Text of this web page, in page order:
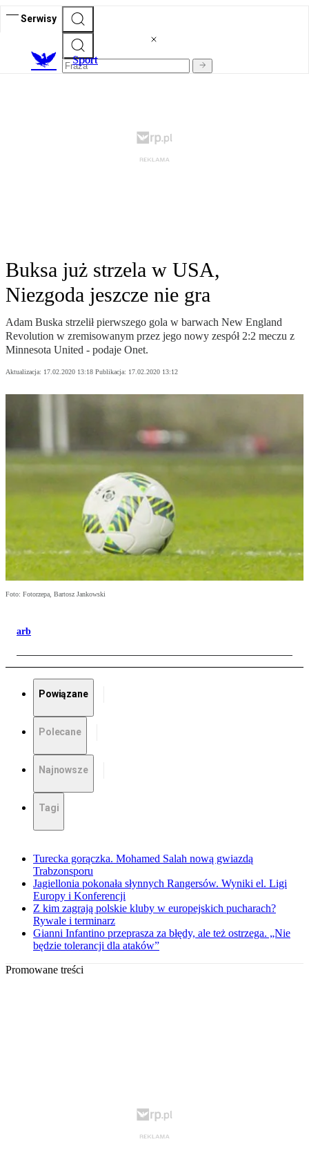
Serwisy
Sport
Buksa już strzela w USA,
Niezgoda jeszcze nie gra
Adam Buska strzelił pierwszego gola w barwach New England
Revolution w zremisowanym przez jego nowy zespół 2:2 meczu z
Minnesota United - podaje Onet.
Aktualizacja: 17.02.2020 13:18 Publikacja: 17.02.2020 13:12
Foto: Fotorzepa, Bartosz Jankowski
arb
Powiązane
Polecane
Najnowsze
Tagi
Turecka gorączka. Mohamed Salah nową gwiazdą
Trabzonsporu
Jagiellonia pokonała słynnych Rangersów. Wyniki el. Ligi
Europy i Konferencji
Z kim zagrają polskie kluby w europejskich pucharach?
Rywale i terminarz
Gianni Infantino przeprasza za błędy, ale też ostrzega. „Nie
będzie tolerancji dla ataków”
Promowane treści